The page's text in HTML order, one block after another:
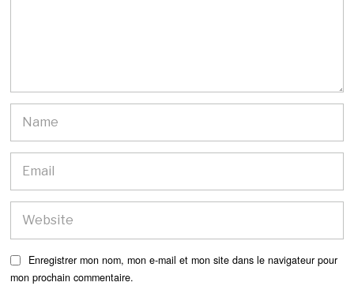
Enregistrer mon nom, mon e-mail et mon site dans le navigateur pour
mon prochain commentaire.